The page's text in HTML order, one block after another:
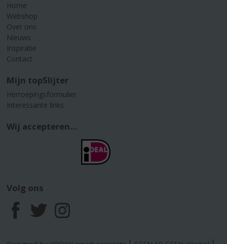
Home
Webshop
Over ons
Nieuws
Inspiratie
Contact
Mijn topSlijter
Herroepingsformulier
Interessante links
Wij accepteren...
Volg ons
F
a
T
w
I
n